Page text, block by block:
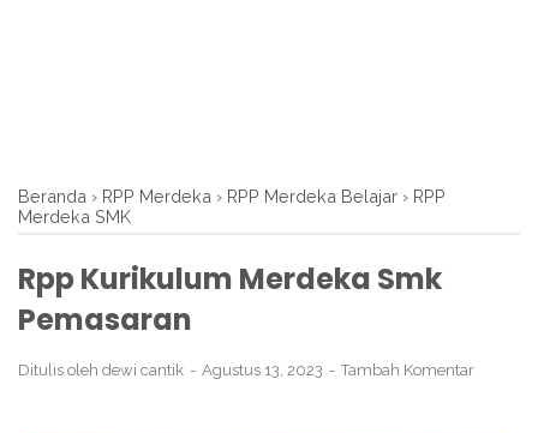
Beranda › RPP Merdeka › RPP Merdeka Belajar › RPP
Merdeka SMK
Rpp Kurikulum Merdeka Smk
Pemasaran
Ditulis oleh dewi cantik Agustus 13, 2023 Tambah Komentar